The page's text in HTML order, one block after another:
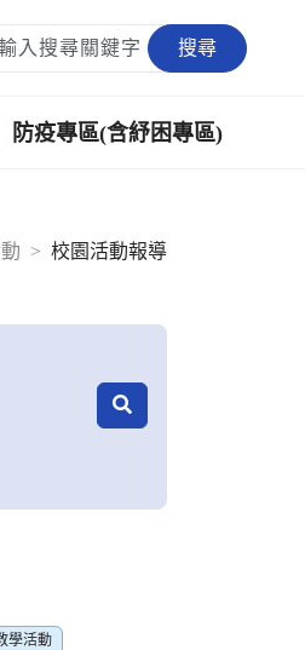
搜尋
防疫專區(含紓困專區)
校園活動報導
學活動